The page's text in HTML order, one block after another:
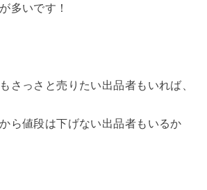
多いです！
さっさと売りたい出品者もいれば、
ら値段は下げない出品者もいるか